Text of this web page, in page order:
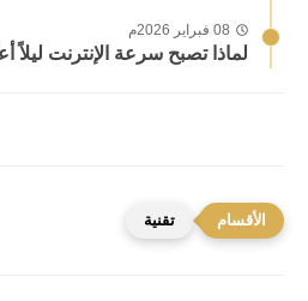
08 فبراير 2026م
لماذا تصبح سرعة الإنترنت ليلاً
تقنية